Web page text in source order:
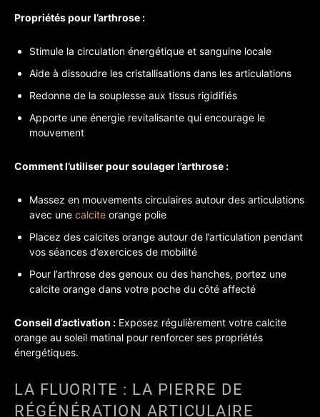
Propriétés pour l’arthrose :
Stimule la circulation énergétique et sanguine locale
Aide à dissoudre les cristallisations dans les articulations
Redonne de la souplesse aux tissus rigidifiés
Apporte une énergie revitalisante qui encourage le
mouvement
Comment l’utiliser pour soulager l’arthrose :
Massez en mouvements circulaires autour des articulations
avec une calcite orange polie
Placez des calcites orange autour de l’articulation pendant
vos séances d’exercices de mobilité
Pour l’arthrose des genoux ou des hanches, portez une
calcite orange dans votre poche du côté affecté
Conseil d’activation : Exposez régulièrement votre calcite
orange au soleil matinal pour renforcer ses propriétés
énergétiques.
LA FLUORITE : LA PIERRE DE
RÉGÉNÉRATION ARTICULAIRE